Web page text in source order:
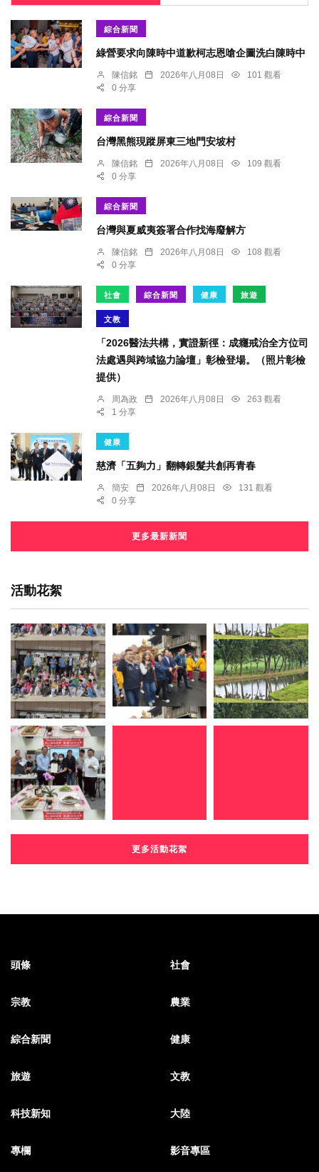
綜合新聞
綠營要求向陳時中道歉柯志恩嗆企圖洗白陳時中
陳信銘 2026年八月08日
101 觀看
0 分享
綜合新聞
台灣黑熊現蹤屏東三地門安坡村
陳信銘 2026年八月08日
109 觀看
0 分享
綜合新聞
台灣與夏威夷簽署合作找海廢解方
陳信銘 2026年八月08日
108 觀看
0 分享
社會 綜合新聞 健康 旅遊
文教
「2026醫法共構，實證新徑：成癮戒治全方位司
法處遇與跨域協力論壇」彰檢登場。（照片彰檢
提供）
周為政 2026年八月08日
263 觀看
1 分享
健康
慈濟「五夠力」翻轉銀髮共創再青春
簡安 2026年八月08日
131 觀看
0 分享
更多最新新聞
活動花絮
更多活動花絮
頭條 社會
宗教 農業
綜合新聞 健康
旅遊 文教
科技新知 大陸
專欄 影音專區